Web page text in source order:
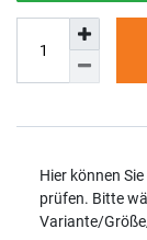
Hier können
prüfen. Bitte
Variante/